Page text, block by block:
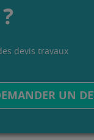
devis travaux
UN